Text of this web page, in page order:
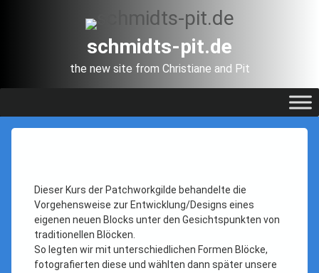
schmidts-pit.de
the new site from Christiane and Pit
eines
traditionellen
Blocks“
Dieser Kurs der Patchworkgilde behandelte die
Vorgehensweise zur Entwicklung/Designs eines
eigenen neuen Blocks unter den Gesichtspunkten von
traditionellen Blöcken.
So legten wir mit unterschiedlichen Formen Blöcke,
fotografierten diese und wählten dann später unsere